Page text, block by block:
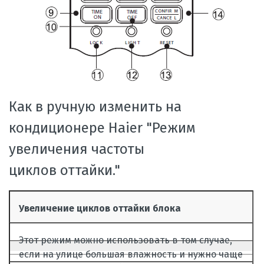
Как в ручную изменить на
кондиционере Haier "Режим
увеличения частоты
циклов оттайки."
Увеличение циклов оттайки блока
Этот режим можно использовать в том случае,
если на улице большая влажность и нужно чаще